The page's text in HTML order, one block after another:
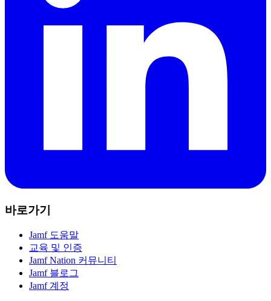
바로가기
Jamf 도움말
교육 및 인증
Jamf Nation 커뮤니티
Jamf 블로그
Jamf 계정